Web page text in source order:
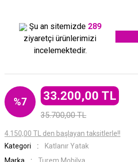
Şu an sitemizde 289
ziyaretçi ürünlerimizi
incelemektedir.
%7 33.200,00 TL
35.700,00 TL
4.150,00 TL den başlayan taksitlerle!!
Kategori
Katlanır Yatak